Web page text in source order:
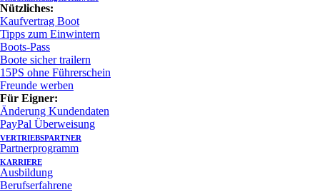
Nützliches:
Kaufvertrag Boot
Tipps zum Einwintern
Boots-Pass
Boote sicher trailern
15PS ohne Führerschein
Freunde werben
Für Eigner:
Änderung Kundendaten
PayPal Überweisung
VERTRIEBSPARTNER
Partnerprogramm
KARRIERE
Ausbildung
Berufserfahrene